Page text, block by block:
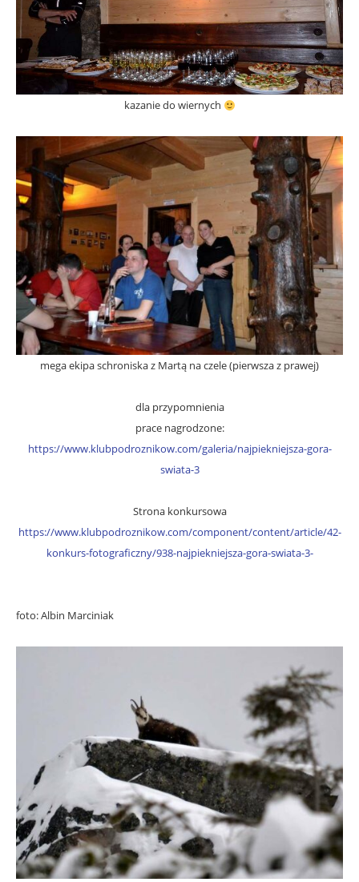
kazanie do wiernych
mega ekipa schroniska z Martą na czele (pierwsza z prawej)
dla przypomnienia
prace nagrodzone:
https://www.klubpodroznikow.com/galeria/najpiekniejsza-gora-
swiata-3
Strona konkursowa
https://www.klubpodroznikow.com/component/content/article/42-
konkurs-fotograficzny/938-najpiekniejsza-gora-swiata-3-
foto: Albin Marciniak